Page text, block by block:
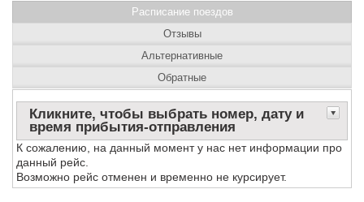
Расписание поездов
Кликните, чтобы выбрать номер, дату и
время прибытия-отправления
К сожалению, на данный момент у нас нет информации про
данный рейс.
Возможно рейс отменен и временно не курсирует.
Отзывы
Альтернативные
Обратные